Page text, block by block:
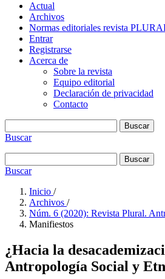
Actual
Archivos
Normas editoriales revista
Entrar
Registrarse
Acerca de
Sobre la revista
Equipo editorial
Declaración de privacidad
Contacto
Buscar
Buscar
Buscar
Buscar
Inicio /
Archivos /
Núm. 6 (2020): Revista Plural.
Manifiestos
¿Hacia la
Antropología Social y